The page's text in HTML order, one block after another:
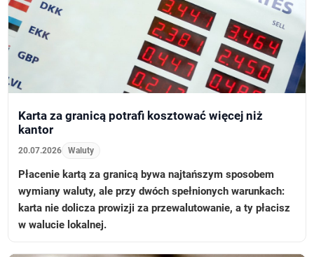
Karta za granicą potrafi kosztować więcej niż
kantor
20.07.2026 Waluty
Płacenie kartą za granicą bywa najtańszym sposobem
wymiany waluty, ale przy dwóch spełnionych warunkach:
karta nie dolicza prowizji za przewalutowanie, a ty płacisz
w walucie lokalnej.